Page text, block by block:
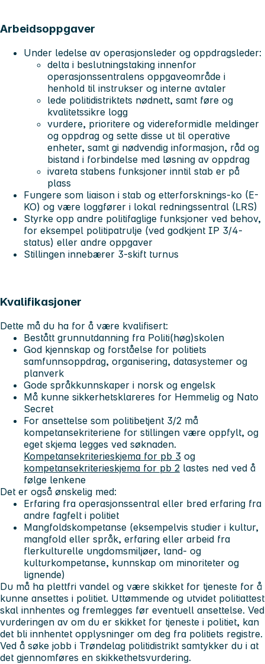
Arbeidsoppgaver
Under ledelse av operasjonsleder og oppdragsleder:
delta i beslutningstaking innenfor
operasjonssentralens oppgaveområde i
henhold til instrukser og interne avtaler
lede politidistriktets nødnett, samt føre og
kvalitetssikre logg
vurdere, prioritere og videreformidle meldinger
og oppdrag og sette disse ut til operative
enheter, samt gi nødvendig informasjon, råd og
bistand i forbindelse med løsning av oppdrag
ivareta stabens funksjoner inntil stab er på
plass
Fungere som liaison i stab og etterforsknings-ko (E-
KO) og være loggfører i lokal redningssentral (LRS)
Styrke opp andre politifaglige funksjoner ved behov,
for eksempel politipatrulje (ved godkjent IP 3/4-
status) eller andre oppgaver
Stillingen innebærer 3-skift turnus
Kvalifikasjoner
Dette må du ha for å være kvalifisert:
Bestått grunnutdanning fra Politi(høg)skolen
God kjennskap og forståelse for politiets
samfunnsoppdrag, organisering, datasystemer og
planverk
Gode språkkunnskaper i norsk og engelsk
Må kunne sikkerhetsklareres for Hemmelig og Nato
Secret
For ansettelse som politibetjent 3/2 må
kompetansekriteriene for stillingen være oppfylt, og
eget skjema legges ved søknaden.
Kompetansekriterieskjema for pb 3 og
kompetansekriterieskjema for pb 2 lastes ned ved å
følge lenkene
Det er også ønskelig med:
Erfaring fra operasjonssentral eller bred erfaring fra
andre fagfelt i politiet
Mangfoldskompetanse (eksempelvis studier i kultur,
mangfold eller språk, erfaring eller arbeid fra
flerkulturelle ungdomsmiljøer, land- og
kulturkompetanse, kunnskap om minoriteter og
lignende)
Du må ha plettfri vandel og være skikket for tjeneste for å
kunne ansettes i politiet. Uttømmende og utvidet politiattest
skal innhentes og fremlegges før eventuell ansettelse. Ved
vurderingen av om du er skikket for tjeneste i politiet, kan
det bli innhentet opplysninger om deg fra politiets registre.
Ved å søke jobb i Trøndelag politidistrikt samtykker du i at
det gjennomføres en skikkethetsvurdering.